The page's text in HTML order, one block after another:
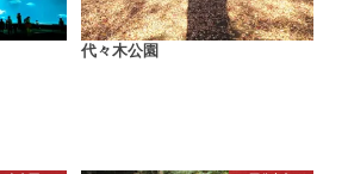
代々木公園